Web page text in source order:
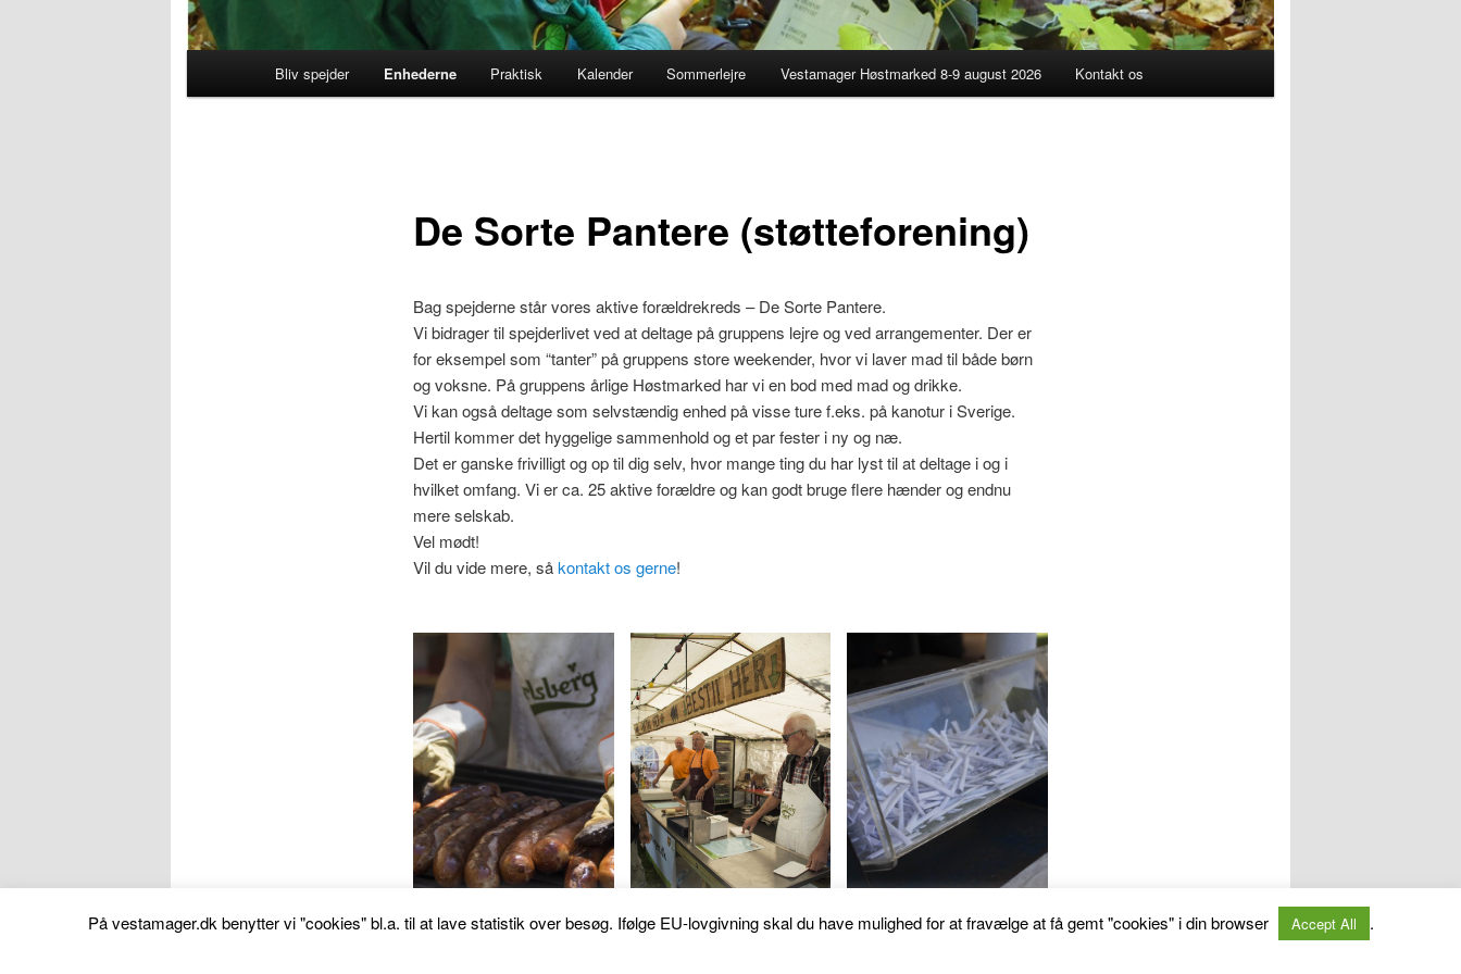
Fortsæt
Bliv spejder Enhederne Praktisk Kalender Sommerlejre Vestamager Høstmarked 8-9 august 2026 Kontakt os
De Sorte Pantere (støtteforening)
Bag spejderne står vores aktive forældrekreds – De Sorte Pantere.
Vi bidrager til spejderlivet ved at deltage på gruppens lejre og ved arrangementer. Der er
for eksempel som “tanter” på gruppens store weekender, hvor vi laver mad til både børn
og voksne. På gruppens årlige Høstmarked har vi en bod med mad og drikke.
Vi kan også deltage som selvstændig enhed på visse ture f.eks. på kanotur i Sverige.
Hertil kommer det hyggelige sammenhold og et par fester i ny og næ.
Det er ganske frivilligt og op til dig selv, hvor mange ting du har lyst til at deltage i og i
hvilket omfang. Vi er ca. 25 aktive forældre og kan godt bruge flere hænder og endnu
mere selskab.
Vel mødt!
Vil du vide mere, såkontakt os gerne!
På vestamager.dk benytter vi "cookies" bl.a. til at lave statistik over besøg. Ifølge EU-lovgivning skal du have mulighed for at fravælge at få gemt "cookies" i din browser Accept All .